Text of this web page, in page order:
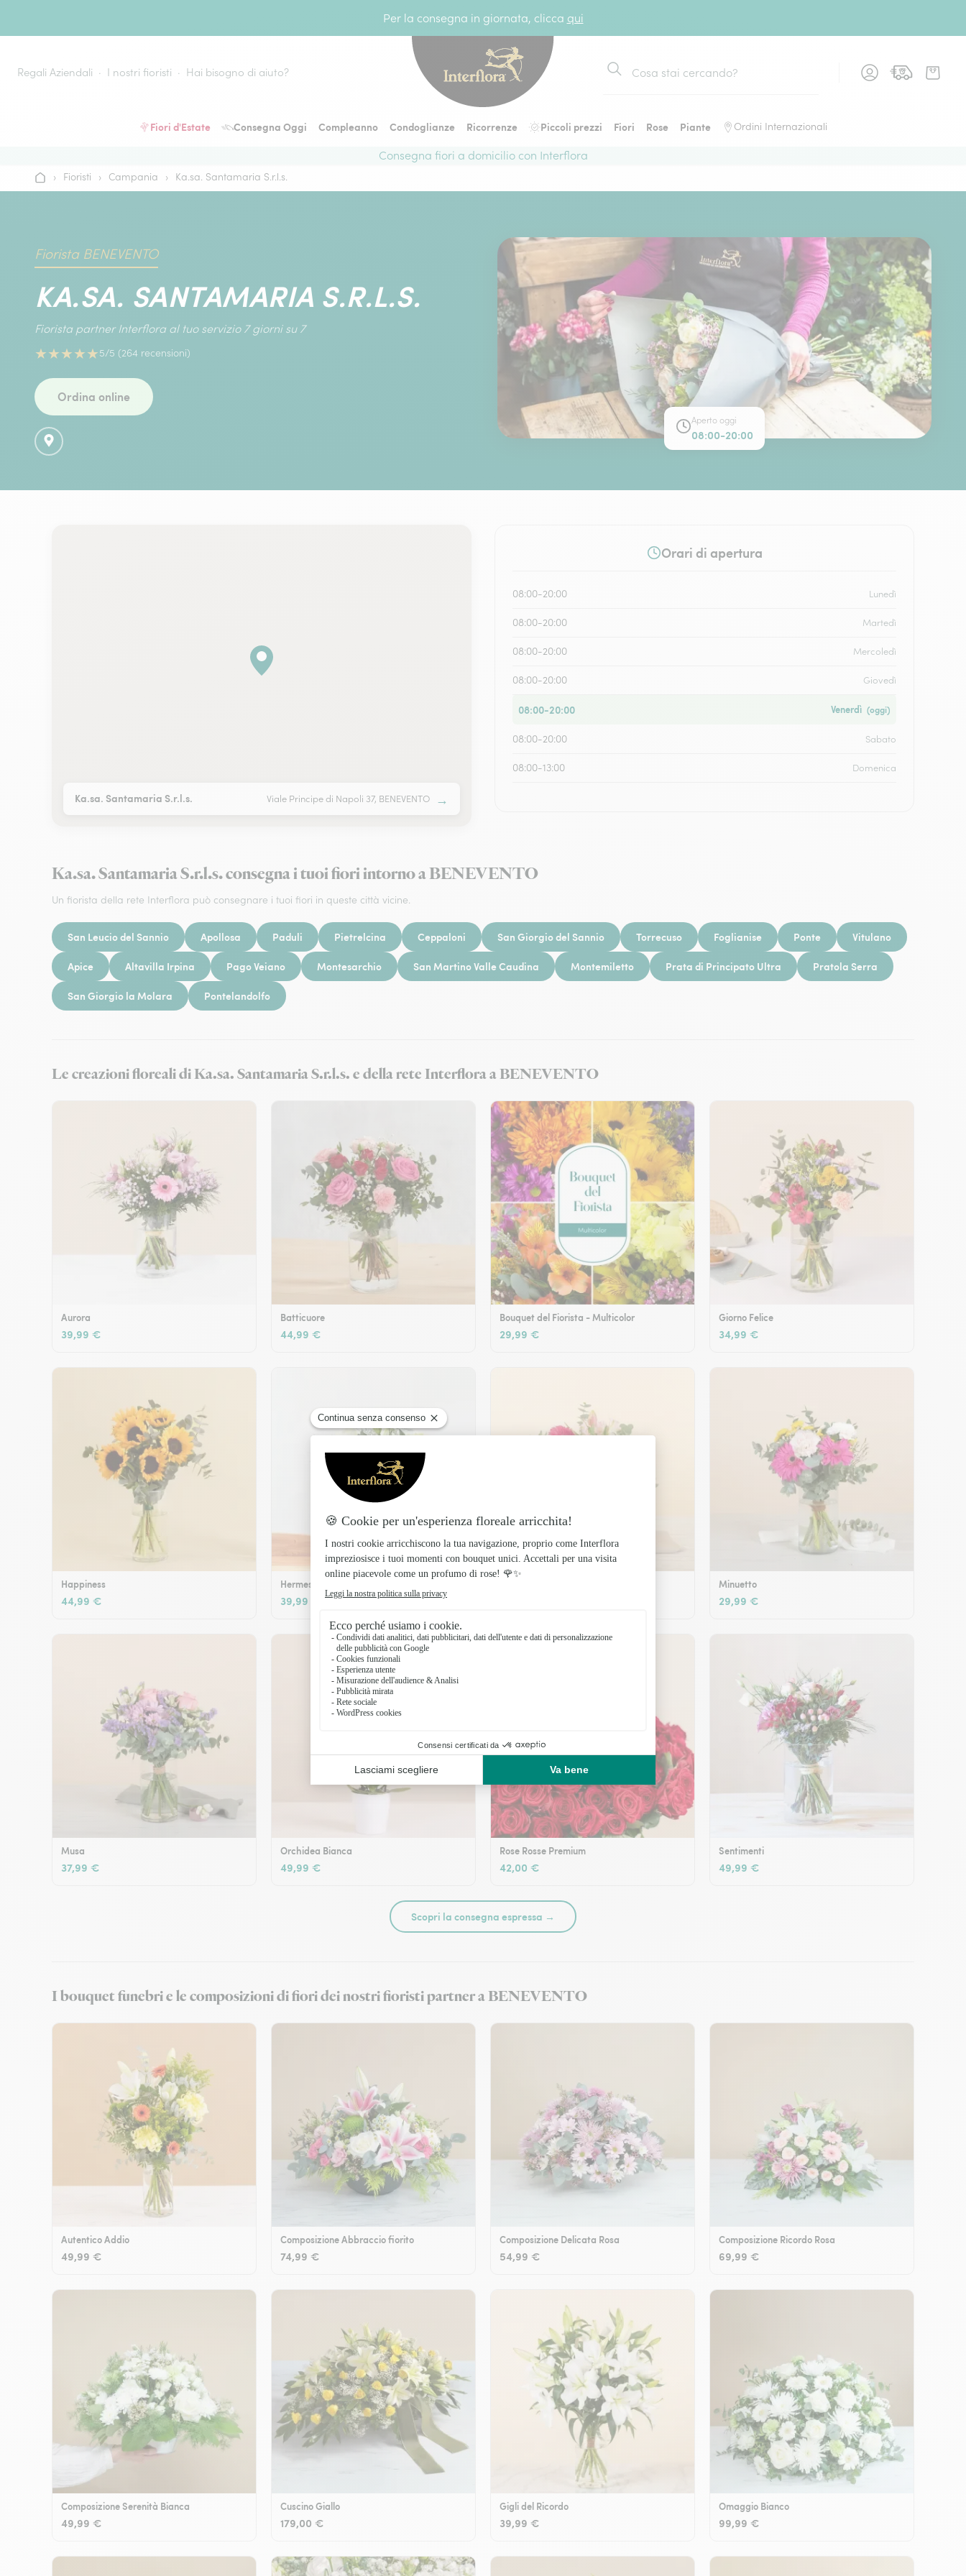
Per la consegna in giornata, clicca qui
Regali Aziendali I nostri fioristi Hai bisogno di aiuto?
Cerca
Fiori d'Estate Consegna Oggi Compleanno Condoglianze Ricorrenze Piccoli prezzi Fiori Rose Piante Ordini Internazionali
Consegna fiori a domicilio con Interflora
Home› Fioristi › Campania › Ka.sa. Santamaria S.r.l.s.
Fiorista BENEVENTO
KA.SA. SANTAMARIA S.R.L.S.
Fiorista partner Interflora al tuo servizio 7 giorni su 7
★★★★★5/5 (264 recensioni)
Ordina online
Aperto oggi
08:00-20:00
Ka.sa. Santamaria S.r.l.s. Viale Principe di Napoli 37, BENEVENTO →
Orari di apertura
08:00-20:00 Lunedì
08:00-20:00 Martedì
08:00-20:00 Mercoledì
08:00-20:00 Giovedì
08:00-20:00 Venerdì (oggi)
08:00-20:00 Sabato
08:00-13:00 Domenica
Ka.sa. Santamaria S.r.l.s. consegna i tuoi fiori intorno a BENEVENTO
Un fiorista della rete Interflora può consegnare i tuoi fiori in queste città vicine.
San Leucio del Sannio Apollosa Paduli Pietrelcina Ceppaloni San Giorgio del Sannio Torrecuso Foglianise Ponte Vitulano
Apice Altavilla Irpina Pago Veiano Montesarchio San Martino Valle Caudina Montemiletto Prata di Principato Ultra Pratola Serra
San Giorgio la Molara Pontelandolfo
Le creazioni floreali di Ka.sa. Santamaria S.r.l.s. e della rete Interflora a BENEVENTO
Aurora
39,99 €
Batticuore
44,99 €
Bouquet del Fiorista - Multicolor
29,99 €
Giorno Felice
34,99 €
Happiness
44,99 €
Hermes
39,99 €
Minuetto
29,99 €
Musa
37,99 €
Orchidea Bianca
49,99 €
Rose Rosse Premium
42,00 €
Sentimenti
49,99 €
Scopri la consegna espressa →
I bouquet funebri e le composizioni di fiori dei nostri fioristi partner a BENEVENTO
Autentico Addio
49,99 €
Composizione Abbraccio fiorito
74,99 €
Composizione Delicata Rosa
54,99 €
Composizione Ricordo Rosa
69,99 €
Composizione Serenità Bianca
49,99 €
Cuscino Giallo
179,00 €
Gigli del Ricordo
39,99 €
Omaggio Bianco
99,99 €